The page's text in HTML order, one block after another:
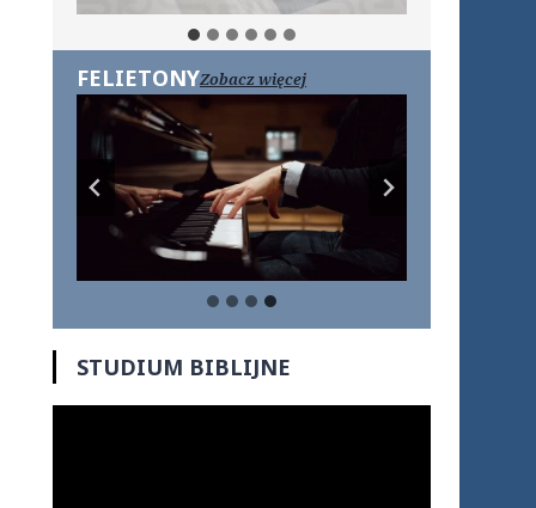
FELIETONYZobacz więcej
STUDIUM BIBLIJNE